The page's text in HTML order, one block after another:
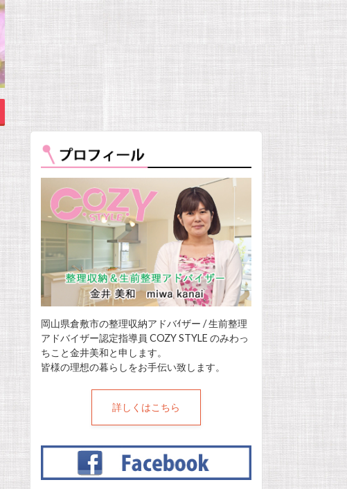
岡山県倉敷市の整理収納アドバｲザー / 生前整理
アドバイザー認定指導員 COZY STYLE のみわっ
ちこと金井美和と申します。
皆様の理想の暮らしをお手伝い致します。
詳しくはこちら